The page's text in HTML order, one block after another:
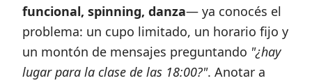
funcional, spinning, danza— ya conocés el
problema: un cupo limitado, un horario fijo y
un montón de mensajes preguntando "¿hay
lugar para la clase de las 18:00?". Anotar a